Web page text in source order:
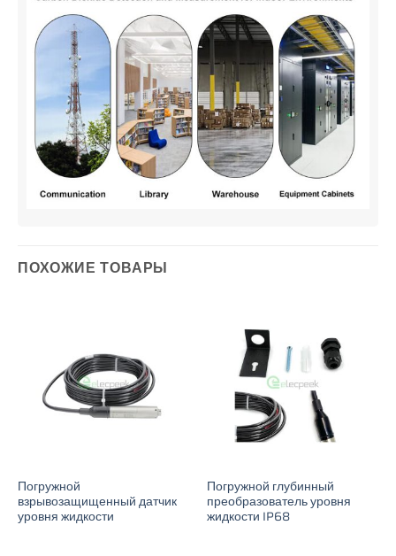
ПОХОЖИЕ ТОВАРЫ
Погружной
взрывозащищенный датчик
уровня жидкости
Погружной глубинный
преобразователь уровня
жидкости IP68